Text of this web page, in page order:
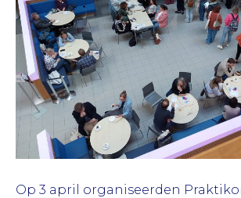
Op 3 april organiseerden